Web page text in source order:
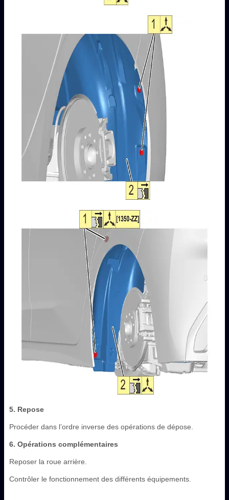
5. Repose
Procéder dans l’ordre inverse des opérations de dépose.
6. Opérations complémentaires
Reposer la roue arrière.
Contrôler le fonctionnement des différents équipements.